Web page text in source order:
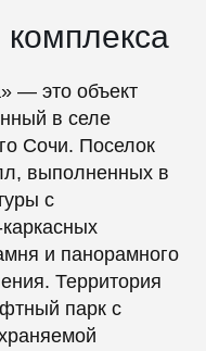
комплекса
— это объект
в селе
Сочи. Поселок
выполненных в
с
и панорамного
Территория
парк с